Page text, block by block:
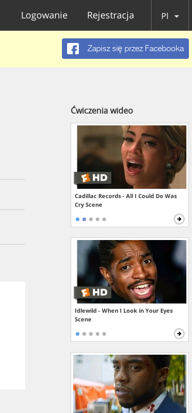
Logowanie Rejestracja Pl
Zapisz się przez Facebooka
Ćwiczenia wideo
Cadillac Records - All I Could Do Was
Cry Scene
Idlewild - When I Look in Your Eyes
Scene